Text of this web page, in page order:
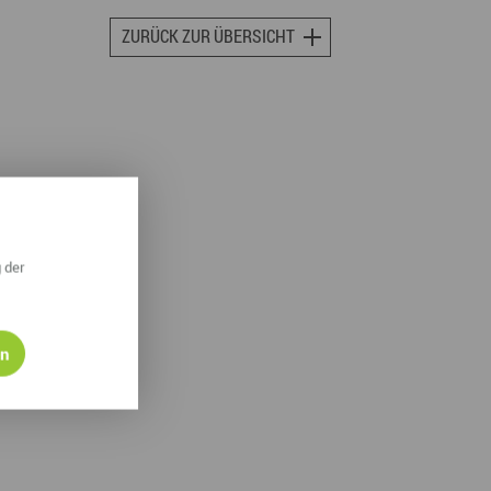
Winterspiele 2026ZURÜCK ZUR ÜBERSICHT
der